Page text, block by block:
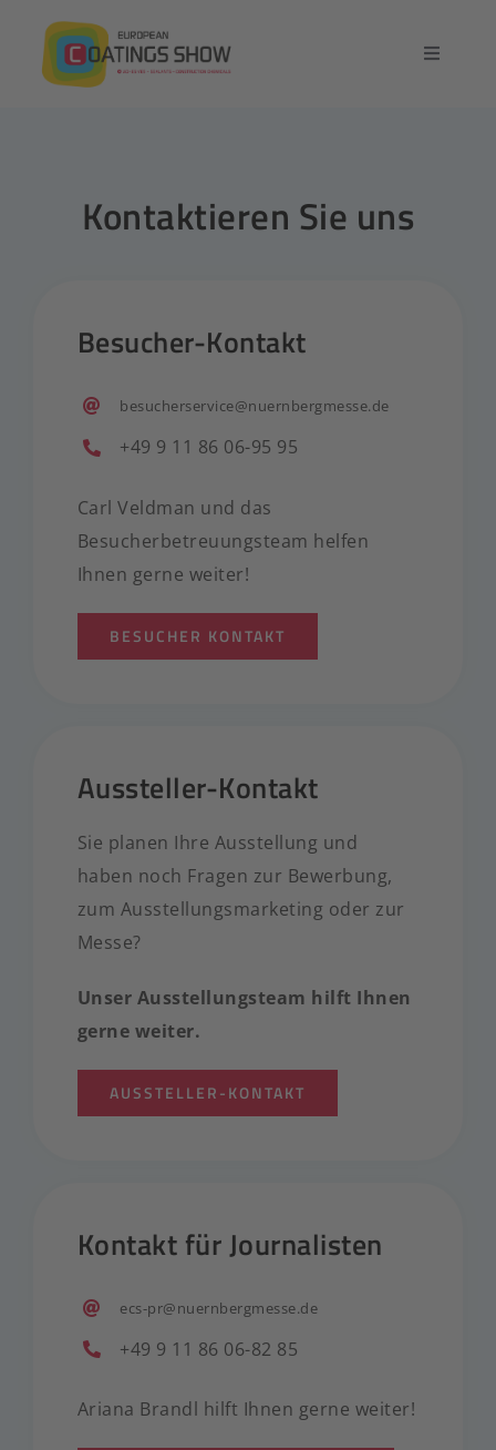
Inhalt
springen
Konferenz
Kontakt
Kontaktieren Sie uns
Besucher-Kontakt
besucherservice@nuernbergmesse.de
+49 9 11 86 06-95 95
Carl Veldman und das
Besucherbetreuungsteam helfen
Ihnen gerne weiter!
BESUCHER KONTAKT
Aussteller-Kontakt
Sie planen Ihre Ausstellung und
haben noch Fragen zur Bewerbung,
zum Ausstellungsmarketing oder zur
Messe?
Unser Ausstellungsteam hilft Ihnen
gerne weiter.
AUSSTELLER-KONTAKT
Kontakt für Journalisten
ecs-pr@nuernbergmesse.de
+49 9 11 86 06-82 85
Ariana Brandl hilft Ihnen gerne weiter!